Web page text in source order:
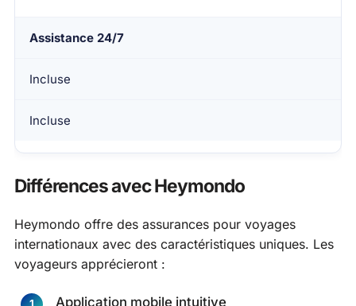
Assistance 24/7
Incluse
Incluse
Différences avec Heymondo
Heymondo offre des assurances pour voyages
internationaux avec des caractéristiques uniques. Les
voyageurs apprécieront :
Application mobile intuitive